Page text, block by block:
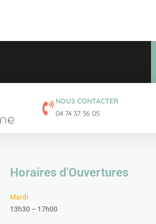
NOUS CONTACTER
04 74 37 36 05
Horaires d'Ouvertures
Mardi
13h30 – 17h00